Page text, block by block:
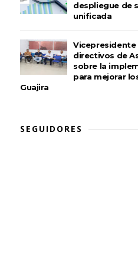
despliegue de
unificada
Vicepresidente
directivos de
sobre la
para mejorar
Guajira
SEGUIDORES